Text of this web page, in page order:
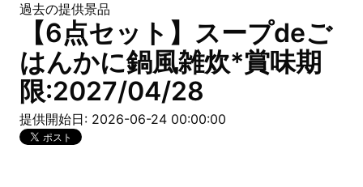
過去の提供景品
【6点セット】スープdeご
はんかに鍋風雑炊*賞味期
限:2027/04/28
提供開始日: 2026-06-24 00:00:00